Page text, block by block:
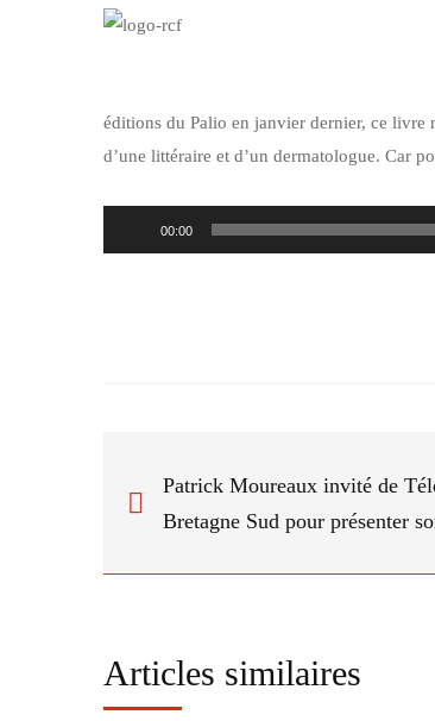
éditions du Palio en janvier dernier, ce livre
d’une littéraire et d’un dermatologue. Car
audio
00:00
Patrick Moureaux invité de
Bretagne Sud pour présenter
Articles similaires